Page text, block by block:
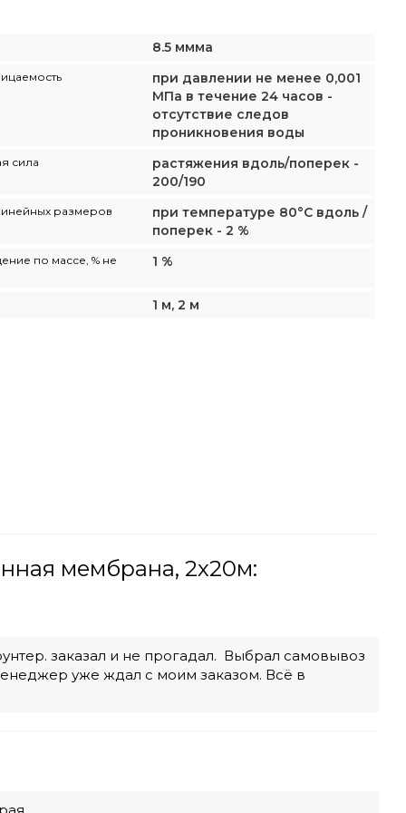
8.5 ммма
при давлении не менее 0,001
МПа в течение 24 часов -
отсутствие следов
проникновения воды
сила
растяжения вдоль/поперек -
200/190
размеров
при температуре 80°C вдоль /
поперек - 2 %
по массе, % не
1 %
1 м, 2 м
мембрана, 2х20м:
заказал и не прогадал. Выбрал самовывоз
уже ждал с моим заказом. Всё в